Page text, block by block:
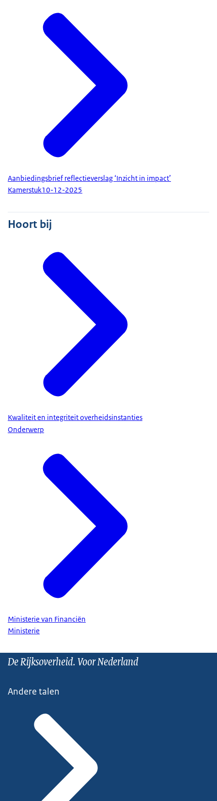
Aanbiedingsbrief reflectieverslag ‘Inzicht in impact’
Kamerstuk10-12-2025
Hoort bij
Kwaliteit en integriteit overheidsinstanties
Onderwerp
Ministerie van Financiën
Ministerie
De Rijksoverheid. Voor Nederland
Andere talen